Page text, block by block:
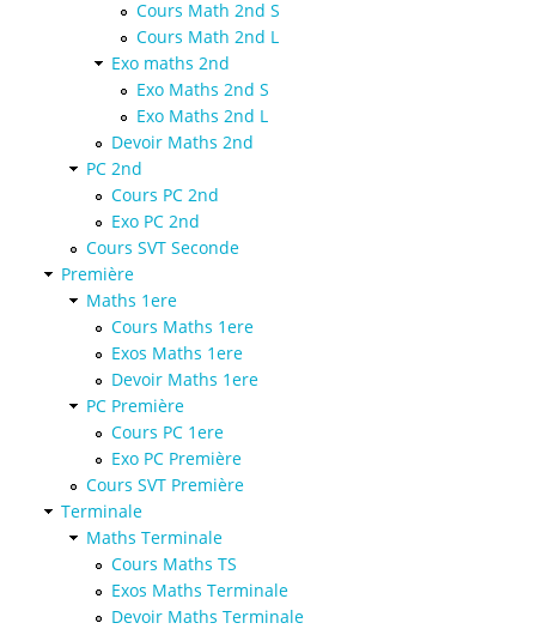
Cours Math 2nd S
Cours Math 2nd L
Exo maths 2nd
Exo Maths 2nd S
Exo Maths 2nd L
Devoir Maths 2nd
PC 2nd
Cours PC 2nd
Exo PC 2nd
Cours SVT Seconde
Première
Maths 1ere
Cours Maths 1ere
Exos Maths 1ere
Devoir Maths 1ere
PC Première
Cours PC 1ere
Exo PC Première
Cours SVT Première
Terminale
Maths Terminale
Cours Maths TS
Exos Maths Terminale
Devoir Maths Terminale